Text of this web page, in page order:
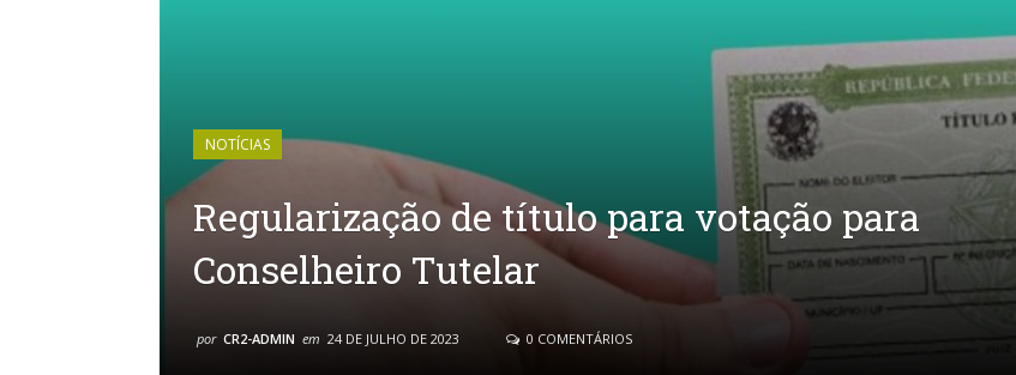
NOTÍCIAS
Regularização de título para votação para
Conselheiro Tutelar
por CR2-ADMIN em 24 DE JULHO DE 2023 0 COMENTÁRIOS